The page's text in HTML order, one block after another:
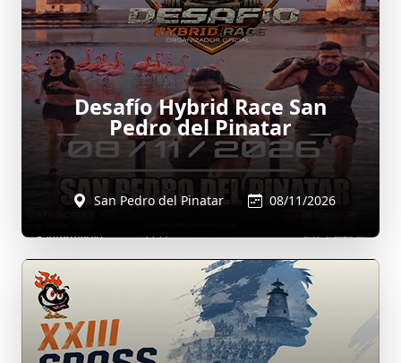
Desafío Hybrid Race San
Pedro del Pinatar
San Pedro del Pinatar 08/11/2026